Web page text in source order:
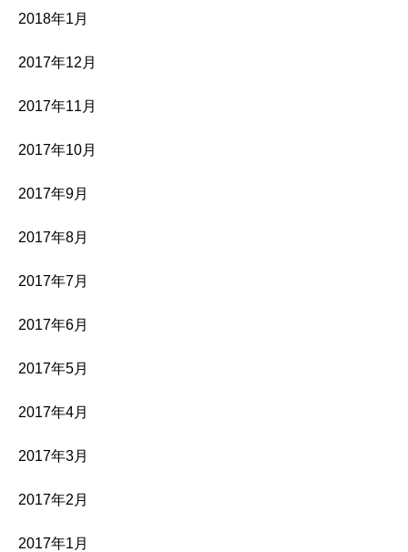
2018年1月
2017年12月
2017年11月
2017年10月
2017年9月
2017年8月
2017年7月
2017年6月
2017年5月
2017年4月
2017年3月
2017年2月
2017年1月